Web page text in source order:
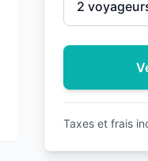
2
Taxes et frais